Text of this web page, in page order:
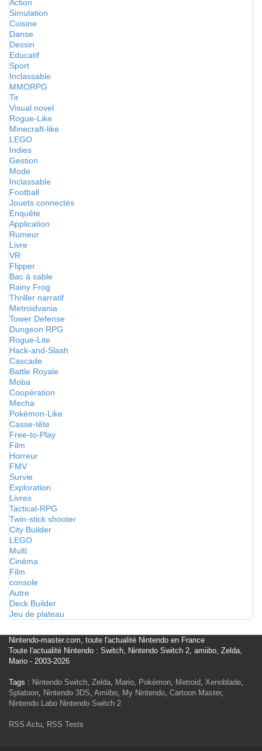
Action
Simulation
Cuisine
Danse
Dessin
Educatif
Sport
Inclassable
MMORPG
Tir
Visual novel
Rogue-Like
Minecraft-like
LEGO
Indies
Gestion
Mode
Inclassable
Football
Jouets connectés
Enquête
Application
Rumeur
Livre
VR
Flipper
Bac à sable
Rainy Frog
Thriller narratif
Metroidvania
Tower Defense
Dungeon RPG
Rogue-Lite
Hack-and-Slash
Cascade
Battle Royale
Moba
Coopération
Mecha
Pokémon-Like
Casse-tête
Free-to-Play
Film
Horreur
FMV
Survie
Exploration
Livres
Tactical-RPG
Twin-stick shooter
City Builder
LEGO
Multi
Cinéma
Film
console
Autre
Deck Builder
Jeu de plateau
Nintendo-master.com, toute l'actualité Nintendo en France
Toute l'actualité Nintendo : Switch, Nintendo Switch 2, amiibo, Zelda,
Mario - 2003-2026
Tags : Nintendo Switch, Zelda, Mario, Pokémon, Metroid, Xenoblade,
Splatoon, Nintendo 3DS, Amiibo, My Nintendo, Cartoon Master,
Nintendo Labo Nintendo Switch 2
RSS Actu, RSS Tests